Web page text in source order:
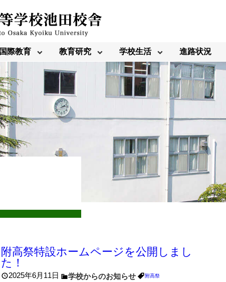
国際教育 教育研究 学校生活 進路状況
附高祭特設ホームページを公開しまし
た！
2025年6月11日 学校からのお知らせ 附高祭